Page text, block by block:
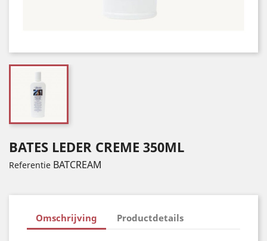
BATES LEDER CREME 350ML
Referentie BATCREAM
Omschrijving Productdetails